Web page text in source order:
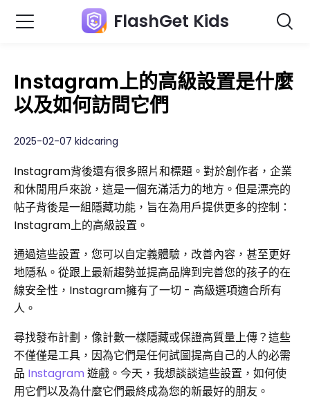
FlashGet Kids
Instagram上的高級設置是什麼
以及如何訪問它們
2025-02-07 kidcaring
Instagram背後還有很多照片和標題。對於創作者，企業
和休閒用戶來說，這是一個充滿活力的地方。但是漂亮的
帖子背後是一組隱藏功能，旨在為用戶提供更多的控制：
Instagram上的高級設置。
通過這些設置，您可以自定義體驗，改善內容，甚至更好
地隱私。從跟上最新趨勢並提高品牌到完善您的孩子的在
線安全性，Instagram擁有了一切 - 高級選項適合所有
人。
尋找發布計劃，像計數一樣隱藏或保證高質量上傳？這些
不僅僅是工具，因為它們是任何試圖提高自己的人的必需
品 Instagram 遊戲。今天，我想談談這些設置，如何使
用它們以及為什麼它們最終成為您的新最好的朋友。